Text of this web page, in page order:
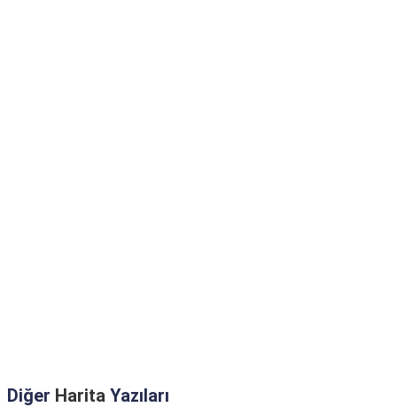
Diğer Harita Yazıları